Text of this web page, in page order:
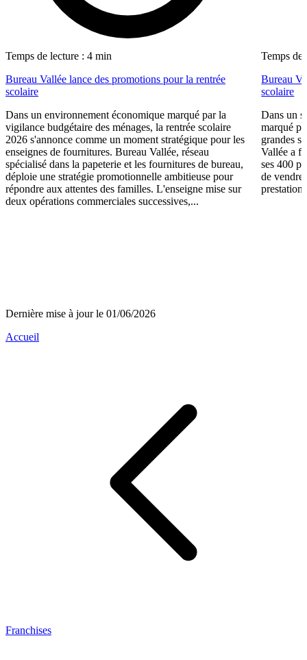
Temps de lecture : 4 min
Bureau Vallée lance des promotions pour la rentrée
scolaire
Dans un environnement économique marqué par la
vigilance budgétaire des ménages, la rentrée scolaire
2026 s'annonce comme un moment stratégique pour les
enseignes de fournitures. Bureau Vallée, réseau
spécialisé dans la papeterie et les fournitures de bureau,
déploie une stratégie promotionnelle ambitieuse pour
répondre aux attentes des familles. L'enseigne mise sur
deux opérations commerciales successives,...
Temps de
Bureau
scolaire
Dans un
marqué
grandes
Vallée a
ses 400
de vendre
Dernière mise à jour le 01/06/2026
Accueil
Franchises